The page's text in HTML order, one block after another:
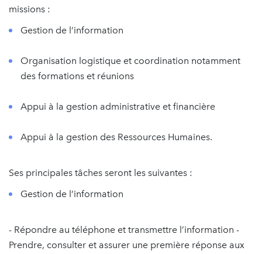
missions :
Gestion de l’information
Organisation logistique et coordination notamment
des formations et réunions
Appui à la gestion administrative et financière
Appui à la gestion des Ressources Humaines.
Ses principales tâches seront les suivantes :
Gestion de l’information
- Répondre au téléphone et transmettre l’information -
Prendre, consulter et assurer une première réponse aux